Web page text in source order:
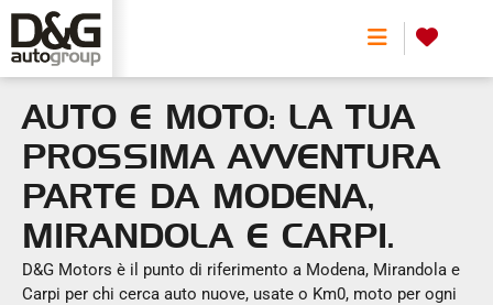
AUTO E MOTO: LA TUA
PROSSIMA AVVENTURA
PARTE DA MODENA,
MIRANDOLA E CARPI.
D&G Motors è il punto di riferimento a Modena, Mirandola e
Carpi per chi cerca auto nuove, usate o Km0, moto per ogni